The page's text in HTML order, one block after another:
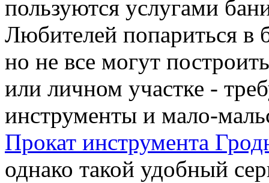
пользуются услугами
Любителей попариться в
но не все могут
или личном участке -
инструменты и мало-
Прокат инструмента
однако такой удобный